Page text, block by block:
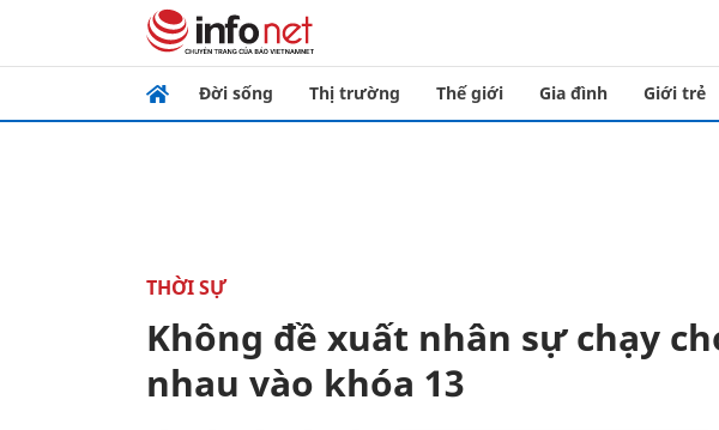
Đời sống Thị trường Thế giới Gia đình Giới trẻ
THỜI SỰ
Không đề xuất nhân sự chạy
nhau vào khóa 13